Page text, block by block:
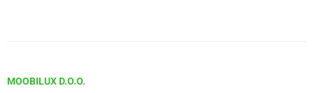
MOOBILUX D.O.O.